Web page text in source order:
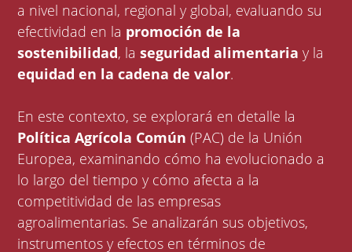
a nivel nacional, regional y global, evaluando su
efectividad en la promoción de la
sostenibilidad, laseguridad alimentaria y la
equidad en la cadena de valor.
En este contexto, se explorará en detalle la
Política Agrícola Común (PAC) de la Unión
Europea, examinando cómo ha evolucionado a
lo largo del tiempo y cómo afecta a la
competitividad de las empresas
agroalimentarias. Se analizarán sus objetivos,
instrumentos y efectos en términos de